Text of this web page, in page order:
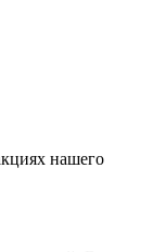
нашего